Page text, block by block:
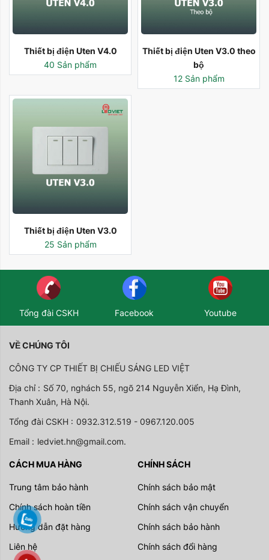
Thiết bị điện Uten V4.0
40 Sản phẩm
Thiết bị điện Uten V3.0 theo
bộ
12 Sản phẩm
Thiết bị điện Uten V3.0
25 Sản phẩm
Tổng đài CSKH Facebook Youtube
VỀ CHÚNG TÔI
CÔNG TY CP THIẾT BỊ CHIẾU SÁNG LED VIỆT
Địa chỉ : Số 70, nghách 55, ngõ 214 Nguyễn Xiển, Hạ Đình,
Thanh Xuân, Hà Nội.
Tổng đài CSKH : 0932.312.519 - 0967.120.005
Email : ledviet.hn@gmail.com.
CÁCH MUA HÀNG
Trung tâm bảo hành
Chính sách hoàn tiền
Hướng dẫn đặt hàng
Liên hệ
CHÍNH SÁCH
Chính sách bảo mật
Chính sách vận chuyển
Chính sách bảo hành
Chính sách đổi hàng